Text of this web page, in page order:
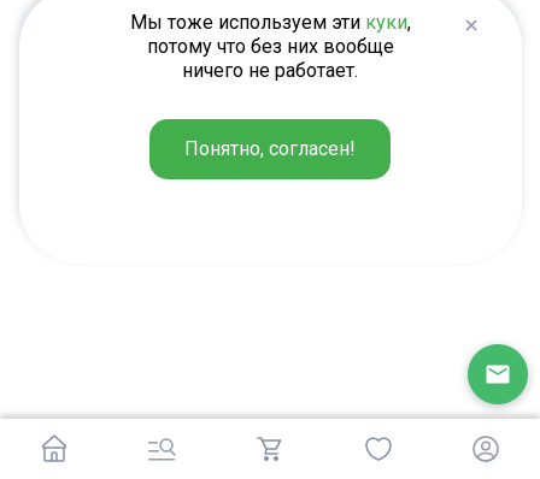
Мы тоже используем эти куки,
потому что без них вообще
ничего не работает.
Понятно, согласен!